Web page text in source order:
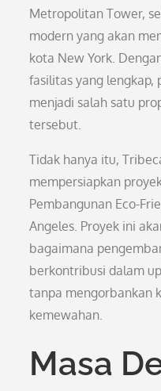
Metropolitan Tower,
modern yang akan
kota New York.
fasilitas yang lengkap,
menjadi salah satu
tersebut.
Tidak hanya itu,
mempersiapkan
Pembangunan Eco-
Angeles. Proyek ini
bagaimana
berkontribusi dalam
tanpa mengorbankan
kemewahan.
Masa